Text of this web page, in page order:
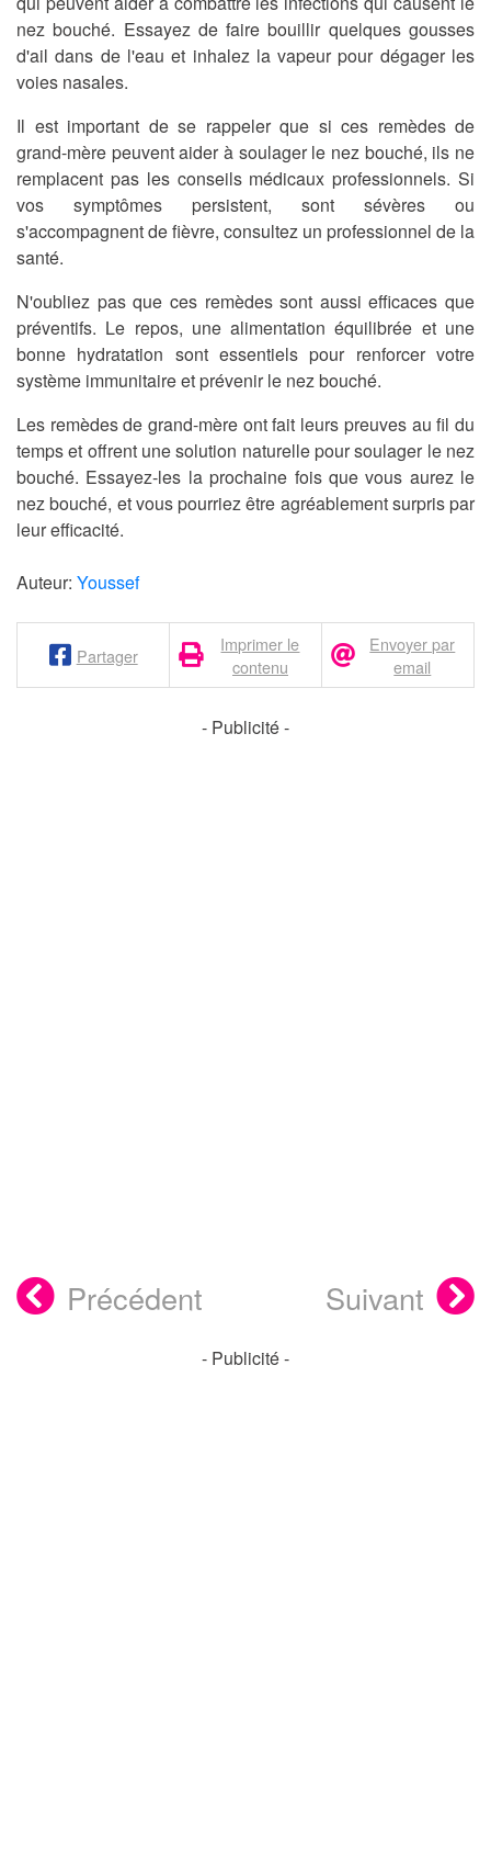
nez bouché. Essayez de faire bouillir quelques gousses
d'ail dans de l'eau et inhalez la vapeur pour dégager les
voies nasales.
Il est important de se rappeler que si ces remèdes de
grand-mère peuvent aider à soulager le nez bouché, ils ne
remplacent pas les conseils médicaux professionnels. Si
vos symptômes persistent, sont sévères ou
s'accompagnent de fièvre, consultez un professionnel de la
santé.
N'oubliez pas que ces remèdes sont aussi efficaces que
préventifs. Le repos, une alimentation équilibrée et une
bonne hydratation sont essentiels pour renforcer votre
système immunitaire et prévenir le nez bouché.
Les remèdes de grand-mère ont fait leurs preuves au fil du
temps et offrent une solution naturelle pour soulager le nez
bouché. Essayez-les la prochaine fois que vous aurez le
nez bouché, et vous pourriez être agréablement surpris par
leur efficacité.
Auteur: Youssef
Partager
Imprimer le
contenu
Envoyer par
email
- Publicité -
Précédent Suivant
- Publicité -